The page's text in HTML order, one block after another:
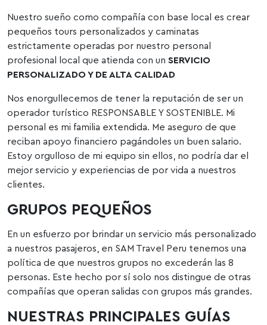
Nuestro sueño como compañía con base local es crear
pequeños tours personalizados y caminatas
estrictamente operadas por nuestro personal
profesional local que atienda con un SERVICIO
PERSONALIZADO Y DE ALTA CALIDAD
Nos enorgullecemos de tener la reputación de ser un
operador turístico RESPONSABLE Y SOSTENIBLE. Mi
personal es mi familia extendida. Me aseguro de que
reciban apoyo financiero pagándoles un buen salario.
Estoy orgulloso de mi equipo sin ellos, no podría dar el
mejor servicio y experiencias de por vida a nuestros
clientes.
GRUPOS PEQUEÑOS
En un esfuerzo por brindar un servicio más personalizado
a nuestros pasajeros, en SAM Travel Peru tenemos una
política de que nuestros grupos no excederán las 8
personas. Este hecho por sí solo nos distingue de otras
compañías que operan salidas con grupos más grandes.
NUESTRAS PRINCIPALES GUÍAS